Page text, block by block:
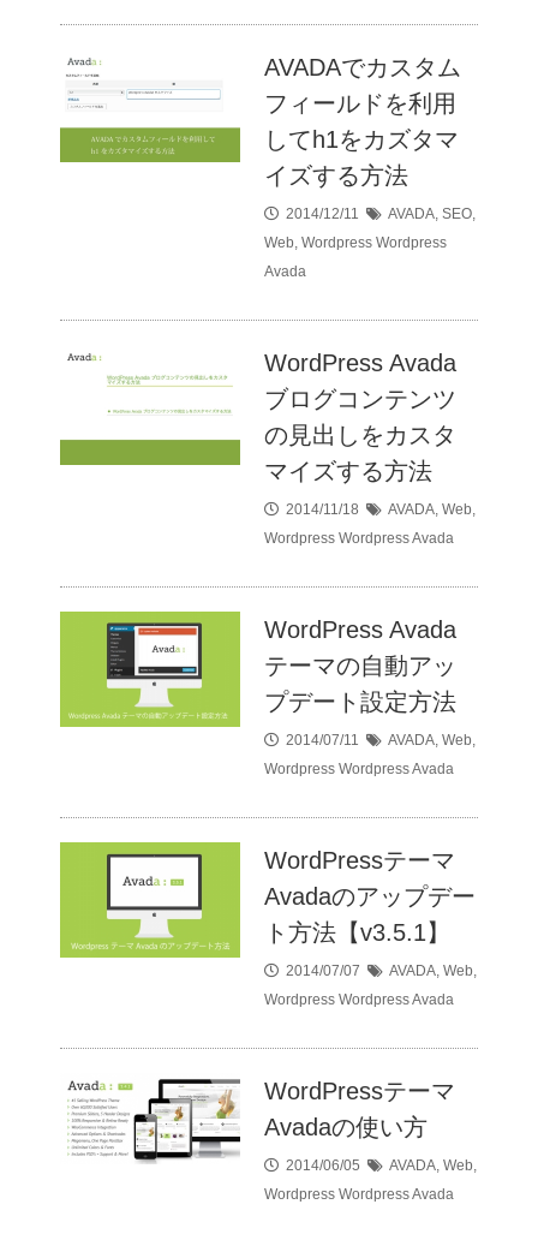
AVADAでカスタム
フィールドを利用
してh1をカズタマ
イズする方法
2014/12/11 AVADA, SEO,
Web, Wordpress Wordpress
Avada
WordPress Avada
ブログコンテンツ
の見出しをカスタ
マイズする方法
2014/11/18 AVADA, Web,
Wordpress Wordpress Avada
WordPress Avada
テーマの自動アッ
プデート設定方法
2014/07/11 AVADA, Web,
Wordpress Wordpress Avada
WordPressテーマ
Avadaのアップデー
ト方法【v3.5.1】
2014/07/07 AVADA, Web,
Wordpress Wordpress Avada
WordPressテーマ
Avadaの使い方
2014/06/05 AVADA, Web,
Wordpress Wordpress Avada